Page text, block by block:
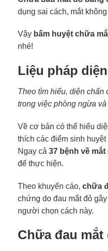
dụng sai cách, mắt
Vậy bấm huyệt chữa
nhé!
Liệu pháp
Theo tìm hiểu, diện
trong việc phòng ngừa
Về cơ bản có thể hiểu
thích các điểm sinh
Ngay cả 37 bệnh về mắt
để thực hiện.
Theo khuyến cáo, chữa
chứng do đau mắt đỏ
người chọn cách này.
Chữa đau